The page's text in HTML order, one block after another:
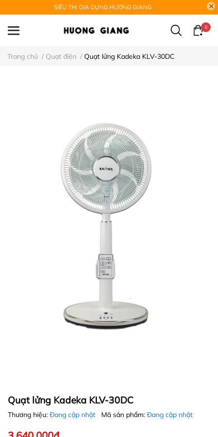
SIÊU THỊ GIA DỤNG HƯƠNG GIANG
0
Trang chủ / Quạt điện / Quạt lửng Kadeka KLV-30DC
Quạt lửng Kadeka KLV-30DC
Thương hiệu: Đang cập nhật Mã sản phẩm: Đang cập nhật